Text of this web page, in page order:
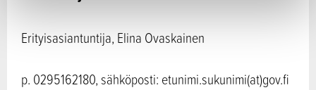
Erityisasiantuntija, Elina Ovaskainen
p. 0295162180, sähköposti: etunimi.sukunimi(at)gov.fi